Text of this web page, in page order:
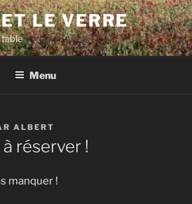
LE VERRE
table
Menu
ALBERT
réserver !
manquer !